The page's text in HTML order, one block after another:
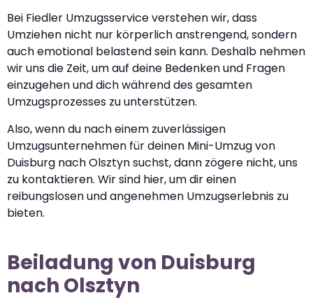
Bei Fiedler Umzugsservice verstehen wir, dass
Umziehen nicht nur körperlich anstrengend, sondern
auch emotional belastend sein kann. Deshalb nehmen
wir uns die Zeit, um auf deine Bedenken und Fragen
einzugehen und dich während des gesamten
Umzugsprozesses zu unterstützen.
Also, wenn du nach einem zuverlässigen
Umzugsunternehmen für deinen Mini-Umzug von
Duisburg nach Olsztyn suchst, dann zögere nicht, uns
zu kontaktieren. Wir sind hier, um dir einen
reibungslosen und angenehmen Umzugserlebnis zu
bieten.
Beiladung von Duisburg
nach Olsztyn